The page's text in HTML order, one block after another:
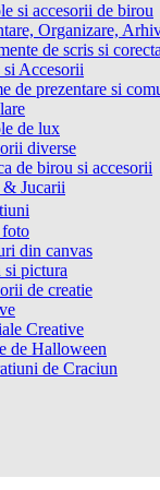
si accesorii de birou
Organizare,
de scris si
Accesorii
de prezentare si
de lux
diverse
de birou si accesorii
& Jucarii
foto
din canvas
si pictura
de creatie
Creative
de Halloween
de Craciun